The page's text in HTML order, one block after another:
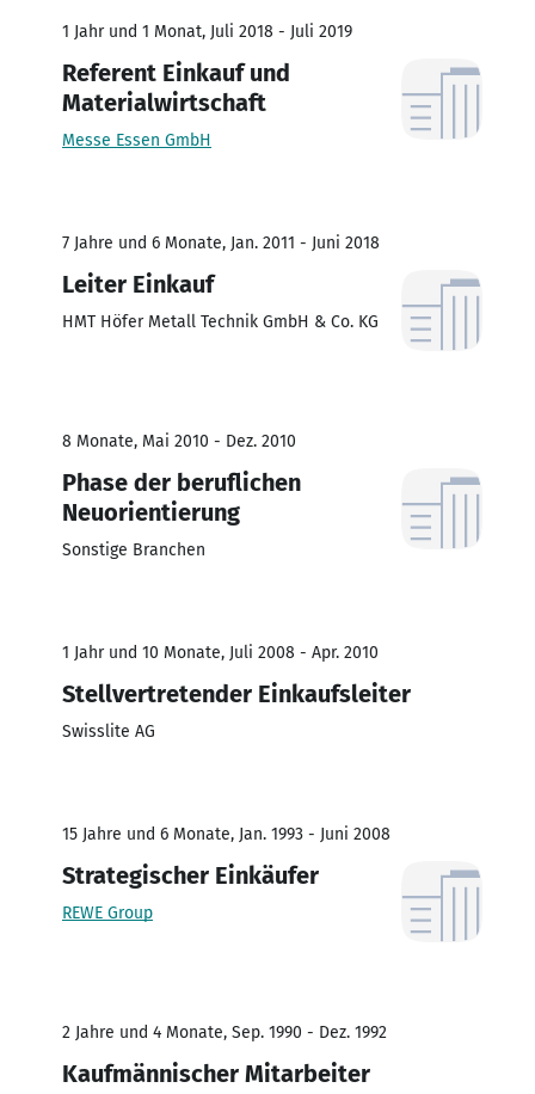
1 Jahr und 1 Monat, Juli 2018 - Juli 2019
Referent Einkauf und
Materialwirtschaft
Messe Essen GmbH
7 Jahre und 6 Monate, Jan. 2011 - Juni 2018
Leiter Einkauf
HMT Höfer Metall Technik GmbH & Co. KG
8 Monate, Mai 2010 - Dez. 2010
Phase der beruflichen
Neuorientierung
Sonstige Branchen
1 Jahr und 10 Monate, Juli 2008 - Apr. 2010
Stellvertretender Einkaufsleiter
Swisslite AG
15 Jahre und 6 Monate, Jan. 1993 - Juni 2008
Strategischer Einkäufer
REWE Group
2 Jahre und 4 Monate, Sep. 1990 - Dez. 1992
Kaufmännischer Mitarbeiter